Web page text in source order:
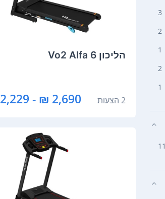
3
2
1
2
1
11
הליכון Vo2 Alfa 6
2 הצעות 2,690 ₪ - 2,229 ₪